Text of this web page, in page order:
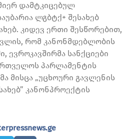
დამტკიცებულ
ლგბტქ+ შესახებ
კიდევ ერთი შესწორებით,
რომ კანონმდებლობის
ევროკავშირმა სანქციები
პარლამენტის
მისცა „უცხოური გავლენის
კანონპროექტის